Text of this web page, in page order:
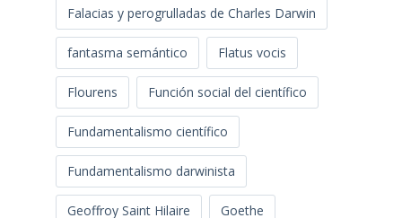
Falacias y perogrulladas de Charles Darwin
fantasma semántico Flatus vocis
Flourens Función social del científico
Fundamentalismo científico
Fundamentalismo darwinista
Geoffroy Saint Hilaire Goethe